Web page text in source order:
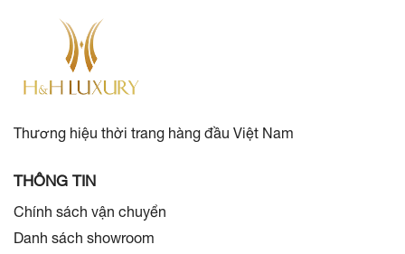
Thương hiệu thời trang hàng đầu Việt Nam
THÔNG TIN
Chính sách vận chuyển
Danh sách showroom